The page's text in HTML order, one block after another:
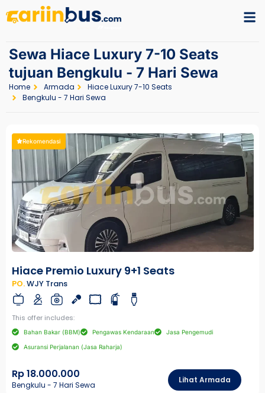
Sewa Hiace Luxury 7-10 Seats
tujuan Bengkulu - 7 Hari Sewa
Home Armada
Hiace Luxury 7-10 Seats
Bengkulu - 7 Hari Sewa
Rekomendasi
Hiace Premio Luxury 9+1 Seats
PO.WJY Trans
This offer includes:
Bahan Bakar (BBM) Pengawas Kendaraan Jasa Pengemudi
Asuransi Perjalanan (Jasa Raharja)
Rp 18.000.000
Bengkulu - 7 Hari Sewa
Lihat Armada